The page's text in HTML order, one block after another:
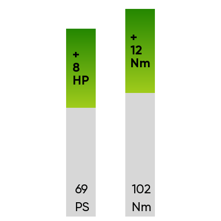
69
PS
+
8
HP
102
Nm
+
12
Nm